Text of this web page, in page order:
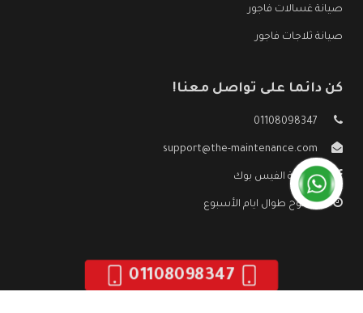
صيانة غسالات فاجور
صيانة ثلاجات فاجور
كن دائما على تواصل معنا!
01108098347
support@the-maintenance.com
صفحة الفيس بوك
مفتوح طوال ايام الأسبوع
01108098347